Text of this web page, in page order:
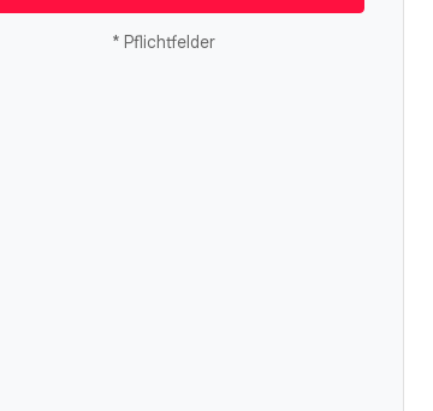
* Pflichtfelder